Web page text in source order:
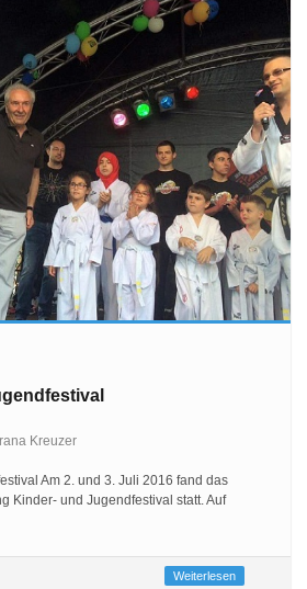
Kreuzer
Am 2. und 3. Juli 2016 fand das
Kinder- und Jugendfestival statt. Auf
Weiterlesen